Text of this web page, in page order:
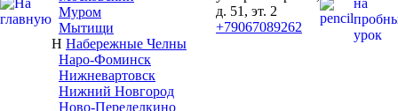
Муром
Мытищи
Н Набережные Челны
Наро-Фоминск
Нижневартовск
Нижний Новгород
Ново-Переделкино
д. 51, эт. 2
+79067089262
урок